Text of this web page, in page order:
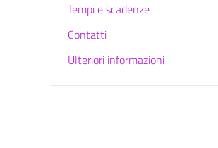
Tempi e scadenze
Contatti
Ulteriori informazioni